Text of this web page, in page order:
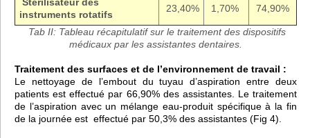
instruments rotatifs
23,40% 1,70% 74,90%
Tab II: Tableau récapitulatif sur le traitement des dispositifs
médicaux par les assistantes dentaires.
Traitement des surfaces et de l’environnement de travail :
Le nettoyage de l’embout du tuyau d’aspiration entre deux
patients est effectué par 66,90% des assistantes. Le traitement
de l’aspiration avec un mélange eau-produit spécifique à la fin
de la journée est effectué par 50,3% des assistantes (Fig 4).